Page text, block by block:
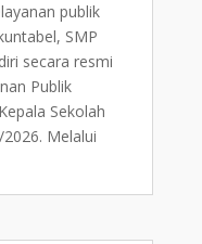
publik
SMP
secara resmi
Publik
Sekolah
Melalui